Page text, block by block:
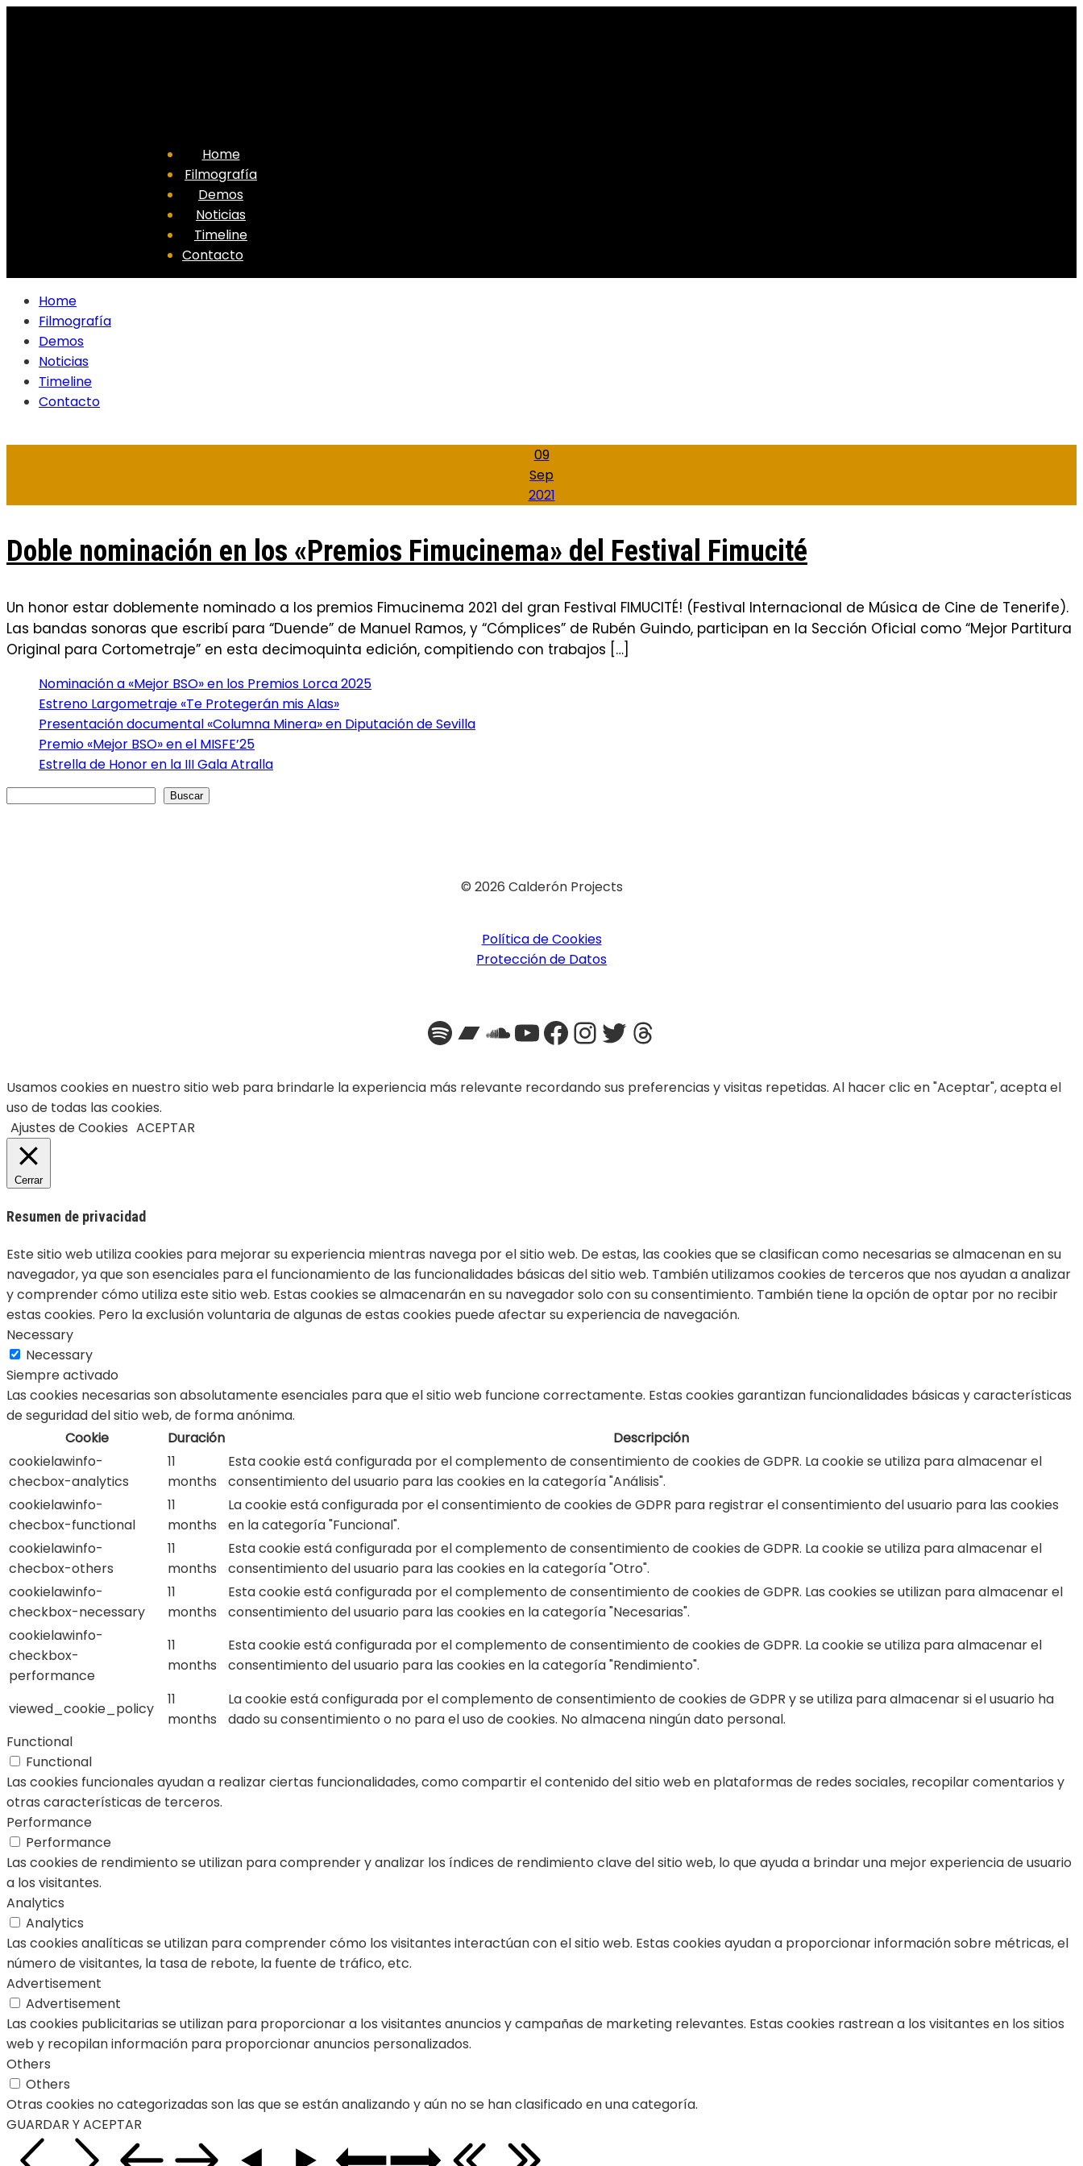
Home
Filmografía
Demos
Noticias
Timeline
Contacto
Home
Filmografía
Demos
Noticias
Timeline
Contacto
09
Sep
2021
Doble nominación en los «Premios Fimucinema» del Festival Fimucité
Un honor estar doblemente nominado a los premios Fimucinema 2021 del gran Festival FIMUCITÉ! (Festival Internacional de Música de Cine de Tenerife).
Las bandas sonoras que escribí para “Duende” de Manuel Ramos, y “Cómplices” de Rubén Guindo, participan en la Sección Oficial como “Mejor Partitura
Original para Cortometraje” en esta decimoquinta edición, compitiendo con trabajos […]
Nominación a «Mejor BSO» en los Premios Lorca 2025
Estreno Largometraje «Te Protegerán mis Alas»
Presentación documental «Columna Minera» en Diputación de Sevilla
Premio «Mejor BSO» en el MISFE’25
Estrella de Honor en la III Gala Atralla
Buscar
© 2026 Calderón Projects
Política de Cookies
Protección de Datos
Spotify
Bandcamp
SoundCloud
YouTube
Facebook
Instagram
Twitter
Threads
Usamos cookies en nuestro sitio web para brindarle la experiencia más relevante recordando sus preferencias y visitas repetidas. Al hacer clic en "Aceptar", acepta el
uso de todas las cookies.
Ajustes de Cookies ACEPTAR
Cerrar
Resumen de privacidad
Este sitio web utiliza cookies para mejorar su experiencia mientras navega por el sitio web. De estas, las cookies que se clasifican como necesarias se almacenan en su
navegador, ya que son esenciales para el funcionamiento de las funcionalidades básicas del sitio web. También utilizamos cookies de terceros que nos ayudan a analizar
y comprender cómo utiliza este sitio web. Estas cookies se almacenarán en su navegador solo con su consentimiento. También tiene la opción de optar por no recibir
estas cookies. Pero la exclusión voluntaria de algunas de estas cookies puede afectar su experiencia de navegación.
Necessary
Necessary
Siempre activado
Las cookies necesarias son absolutamente esenciales para que el sitio web funcione correctamente. Estas cookies garantizan funcionalidades básicas y características
de seguridad del sitio web, de forma anónima.
Cookie
Duración
Descripción
cookielawinfo-
checbox-analytics
11
months
Esta cookie está configurada por el complemento de consentimiento de cookies de GDPR. La cookie se utiliza para almacenar el
consentimiento del usuario para las cookies en la categoría "Análisis".
cookielawinfo-
checbox-functional
11
months
La cookie está configurada por el consentimiento de cookies de GDPR para registrar el consentimiento del usuario para las cookies
en la categoría "Funcional".
cookielawinfo-
checbox-others
11
months
Esta cookie está configurada por el complemento de consentimiento de cookies de GDPR. La cookie se utiliza para almacenar el
consentimiento del usuario para las cookies en la categoría "Otro".
cookielawinfo-
checkbox-necessary
11
months
Esta cookie está configurada por el complemento de consentimiento de cookies de GDPR. Las cookies se utilizan para almacenar el
consentimiento del usuario para las cookies en la categoría "Necesarias".
cookielawinfo-
checkbox-
performance
11
months
Esta cookie está configurada por el complemento de consentimiento de cookies de GDPR. La cookie se utiliza para almacenar el
consentimiento del usuario para las cookies en la categoría "Rendimiento".
viewed_cookie_policy
11
months
La cookie está configurada por el complemento de consentimiento de cookies de GDPR y se utiliza para almacenar si el usuario ha
dado su consentimiento o no para el uso de cookies. No almacena ningún dato personal.
Functional
Functional
Las cookies funcionales ayudan a realizar ciertas funcionalidades, como compartir el contenido del sitio web en plataformas de redes sociales, recopilar comentarios y
otras características de terceros.
Performance
Performance
Las cookies de rendimiento se utilizan para comprender y analizar los índices de rendimiento clave del sitio web, lo que ayuda a brindar una mejor experiencia de usuario
a los visitantes.
Analytics
Analytics
Las cookies analíticas se utilizan para comprender cómo los visitantes interactúan con el sitio web. Estas cookies ayudan a proporcionar información sobre métricas, el
número de visitantes, la tasa de rebote, la fuente de tráfico, etc.
Advertisement
Advertisement
Las cookies publicitarias se utilizan para proporcionar a los visitantes anuncios y campañas de marketing relevantes. Estas cookies rastrean a los visitantes en los sitios
web y recopilan información para proporcionar anuncios personalizados.
Others
Others
Otras cookies no categorizadas son las que se están analizando y aún no se han clasificado en una categoría.
GUARDAR Y ACEPTAR